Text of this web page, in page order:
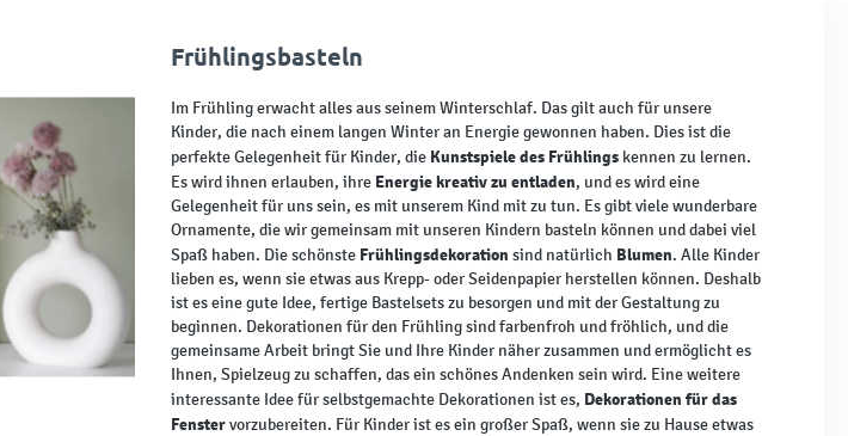
Frühlingsbasteln
Im Frühling erwacht alles aus seinem Winterschlaf. Das gilt auch für unsere
Kinder, die nach einem langen Winter an Energie gewonnen haben. Dies ist die
perfekte Gelegenheit für Kinder, die Kunstspiele des Frühlings kennen zu lernen.
Es wird ihnen erlauben, ihre Energie kreativ zu entladen, und es wird eine
Gelegenheit für uns sein, es mit unserem Kind mit zu tun. Es gibt viele wunderbare
Ornamente, die wir gemeinsam mit unseren Kindern basteln können und dabei viel
Spaß haben. Die schönste Frühlingsdekoration sind natürlich Blumen. Alle Kinder
lieben es, wenn sie etwas aus Krepp- oder Seidenpapier herstellen können. Deshalb
ist es eine gute Idee, fertige Bastelsets zu besorgen und mit der Gestaltung zu
beginnen. Dekorationen für den Frühling sind farbenfroh und fröhlich, und die
gemeinsame Arbeit bringt Sie und Ihre Kinder näher zusammen und ermöglicht es
Ihnen, Spielzeug zu schaffen, das ein schönes Andenken sein wird. Eine weitere
interessante Idee für selbstgemachte Dekorationen ist es, Dekorationen für das
Fenstervorzubereiten. Für Kinder ist es ein großer Spaß, wenn sie zu Hause etwas